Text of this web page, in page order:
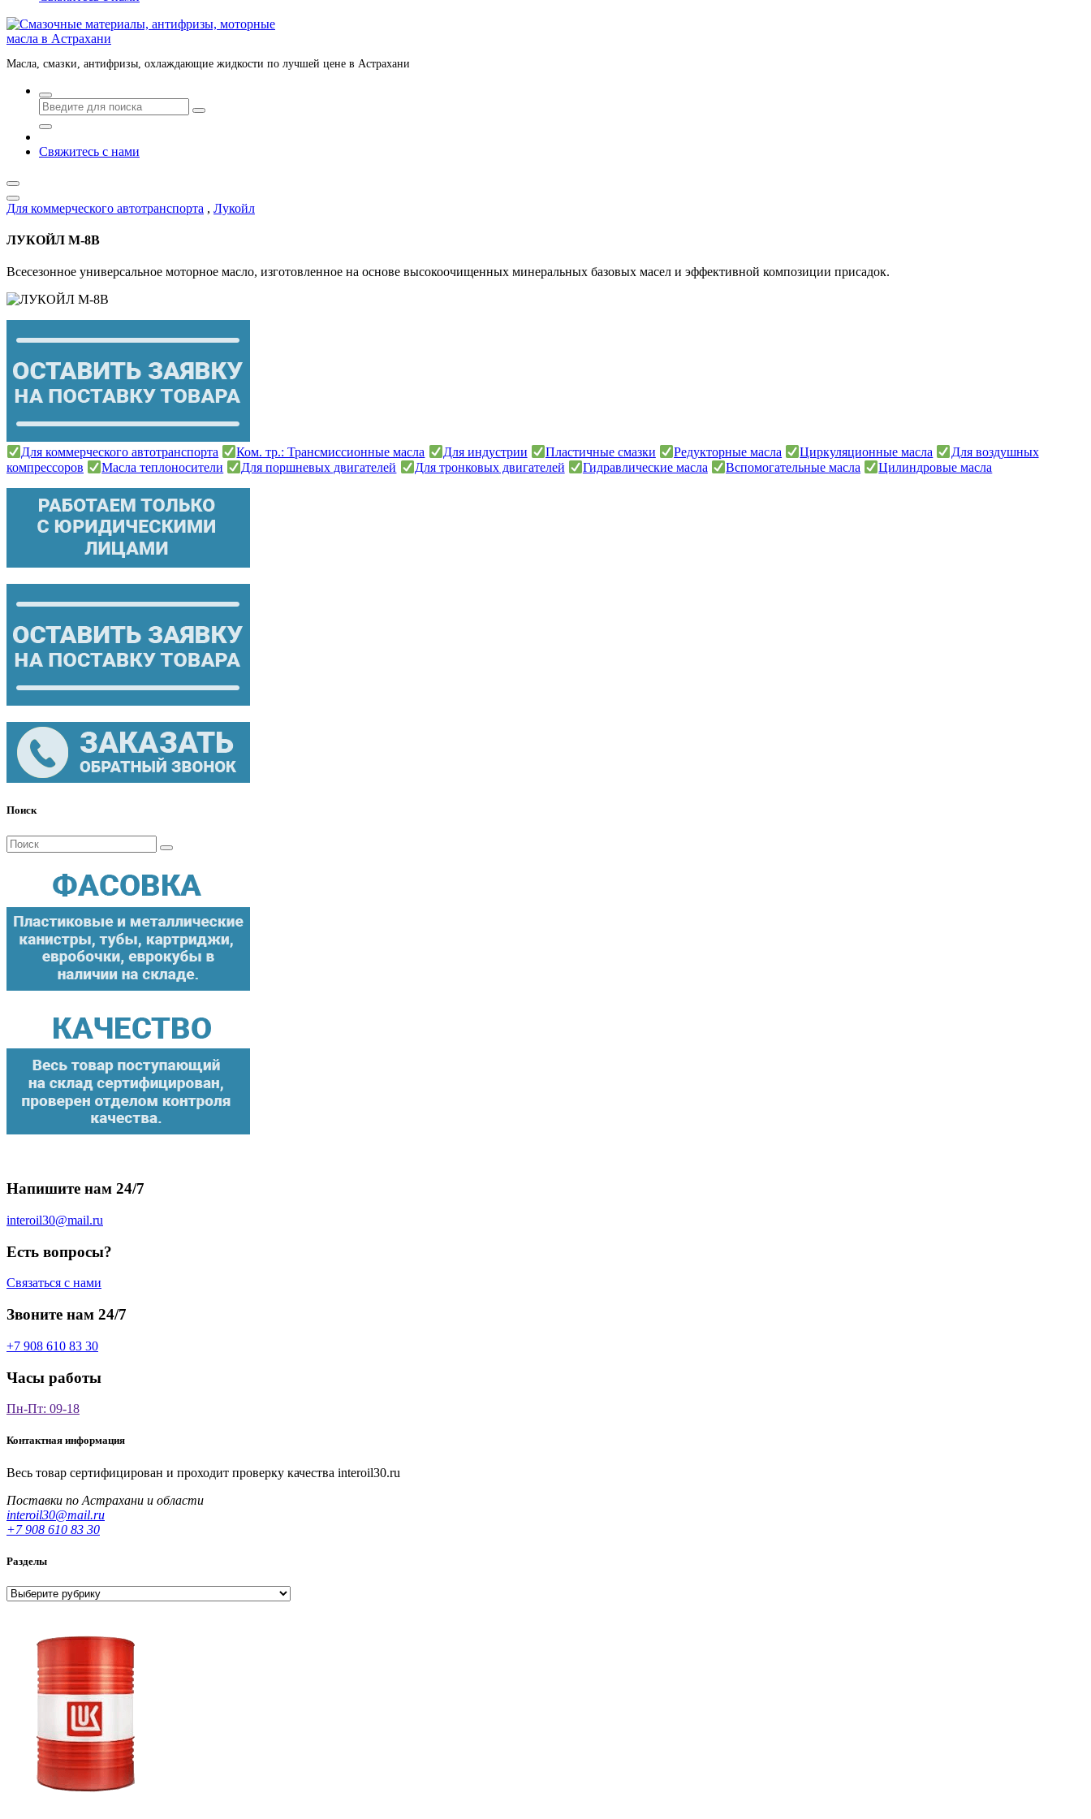
Масла, смазки, антифризы, охлаждающие жидкости по лучшей цене в Астрахани
Свяжитесь с нами
Для коммерческого автотранспорта , Лукойл
ЛУКОЙЛ М-8В
Всесезонное универсальное моторное масло, изготовленное на основе высокоочищенных минеральных базовых масел и эффективной композиции присадок.
Для коммерческого автотранспорта Ком. тр.: Трансмиссионные масла Для индустрии Пластичные смазки Редукторные масла Циркуляционные масла
Для воздушных
компрессоров
Масла теплоносители Для поршневых двигателей Для тронковых двигателей Гидравлические масла Вспомогательные масла Цилиндровые масла
Поиск
Поиск
для:
Напишите нам 24/7
interoil30@mail.ru
Есть вопросы?
Связаться с нами
Звоните нам 24/7
+7 908 610 83 30
Часы работы
Пн-Пт: 09-18
Контактная информация
Весь товар сертифицирован и проходит проверку качества interoil30.ru
Поставки по Астрахани и области
interoil30@mail.ru
+7 908 610 83 30
Разделы
Разделы